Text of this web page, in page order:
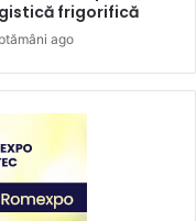
frigorifică
ago